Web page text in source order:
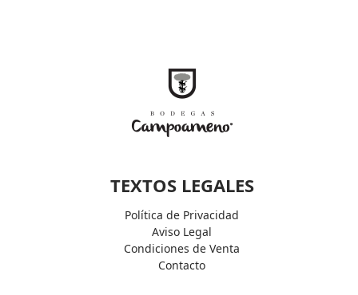
TEXTOS LEGALES
Política de Privacidad
Aviso Legal
Condiciones de Venta
Contacto